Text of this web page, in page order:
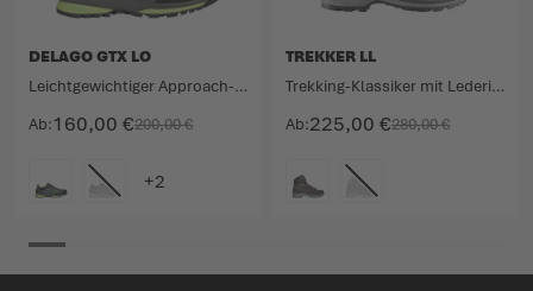
Ab 160,00 €200,00 €
DELAGO GTX LO
Leichtgewichtiger Approach-Schuh mit viel Funktion.
Ab 225,00 €280,00 €
TREKKER LL
Trekking-Klassiker mit Lederinnenfutter.